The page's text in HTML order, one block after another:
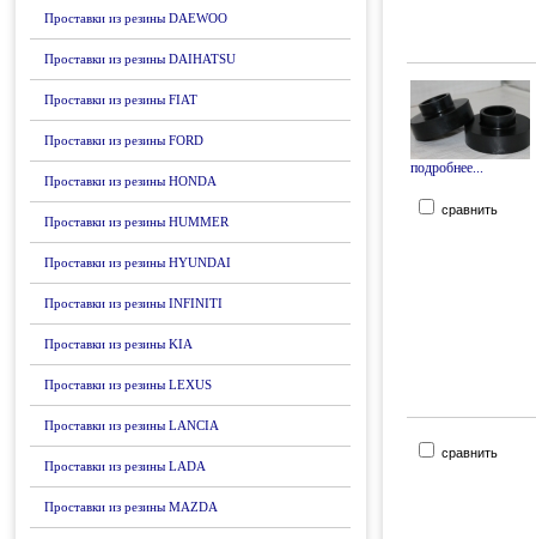
Проставки из резины DAEWOO
Проставки из резины DAIHATSU
Проставки из резины FIAT
Проставки из резины FORD
Проставки из резины HONDA
Проставки из резины HUMMER
Проставки из резины HYUNDAI
Проставки из резины INFINITI
Проставки из резины KIA
Проставки из резины LEXUS
Проставки из резины LANCIA
Проставки из резины LADA
Проставки из резины MAZDA
подробнее...
сравнить
сравнить